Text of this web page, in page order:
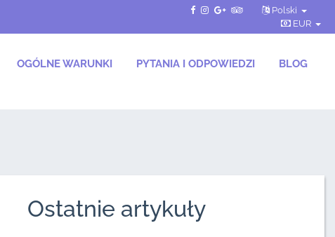
Polski
EUR
OGÓLNE WARUNKI PYTANIA I ODPOWIEDZI
BLOG
Ostatnie artykuły